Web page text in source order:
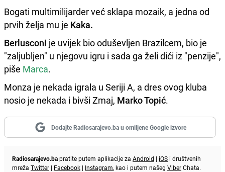
Bogati multimilijarder već sklapa mozaik, a jedna od
prvih želja mu je Kaka.
Berlusconi je uvijek bio oduševljen Brazilcem, bio je
"zaljubljen" u njegovu igru i sada ga želi dići iz "penzije",
piše Marca.
Monza je nekada igrala u Seriji A, a dres ovog kluba
nosio je nekada i bivši Zmaj, Marko Topić.
Dodajte Radiosarajevo.ba u omiljene Google izvore
Radiosarajevo.bapratite putem aplikacije za Android | iOS i društvenih
mreža Twitter | Facebook | Instagram, kao i putem našeg ViberChata.